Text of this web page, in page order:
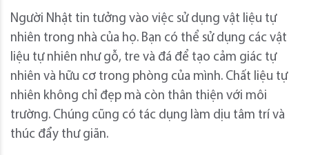
Người Nhật tin tưởng vào việc sử dụng vật liệu tự
nhiên trong nhà của họ. Bạn có thể sử dụng các vật
liệu tự nhiên như gỗ, tre và đá để tạo cảm giác tự
nhiên và hữu cơ trong phòng của mình. Chất liệu tự
nhiên không chỉ đẹp mà còn thân thiện với môi
trường. Chúng cũng có tác dụng làm dịu tâm trí và
thúc đẩy thư giãn.